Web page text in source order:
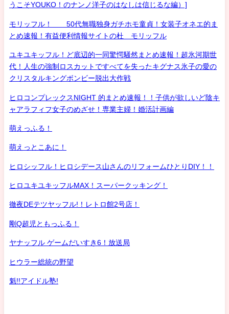
うこそYOUKO！のナンノ洋子のはなしは信じるな編）]
モリッフル！ 50代無職独身ガチホモ童貞！女装子オネエ的ま
とめ速報！有益便利情報サイトの杜 モリッフル
ユキユキッフル！ど底辺的一同驚愕騒然まとめ速報！超氷河期世
代！人生の強制ロスカットですべてを失ったキグナス氷子の愛の
クリスタルキングボンビー脱出大作戦
ヒロコンプレックスNIGHT 的まとめ速報！！子供が欲しいど陰キ
ャアラフィフ女子のめざせ！専業主婦！婚活計画編
萌えっふる！
萌えっとこあに！
ヒロシッフル！ヒロシデース山さんのリフォームひとりDIY！！
ヒロユキユキッフルMAX！スーパークッキング！
徹夜DEテツヤッフル!！レトロ館2号店！
剛Q超児ともっふる！
ヤナッフル ゲームだいすき6！放送局
ヒウラー総統の野望
魁!!アイドル塾!